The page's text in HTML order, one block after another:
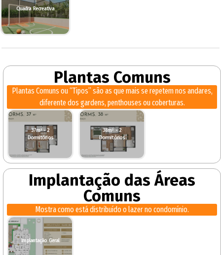
Quadra Recreativa
Plantas Comuns
Plantas Comuns ou “Tipos” são as que mais se repetem nos andares,
diferente dos gardens, penthouses ou coberturas.
37m² - 2
Dormitórios
38m² - 2
Dormitórios
Implantação das Áreas
Comuns
Mostra como está distribuído o lazer no condomínio.
Implantação Geral